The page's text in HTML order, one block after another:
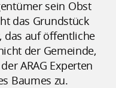
sein Obst
das Grundstück
das auf öffentliche
der Gemeinde,
ARAG Experten
Baumes zu.